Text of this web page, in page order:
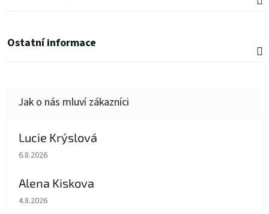
Ostatní informace
Lucie Krýslová
Hodnocení obchodu je 5 z 5 hvězdiček.
6.8.2026
Alena Kiskova
Hodnocení obchodu je 5 z 5 hvězdiček.
4.8.2026